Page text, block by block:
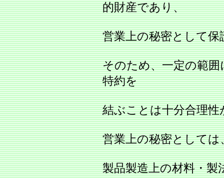
的財産であり、
営業上の秘密として
そのため、一定の範
特約を
結ぶことは十分合理性
営業上の秘密として
製品製造上の材料・製